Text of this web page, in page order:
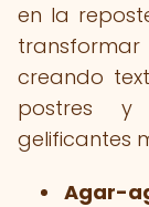
en la
creando
postres y
gelificantes
Agar-